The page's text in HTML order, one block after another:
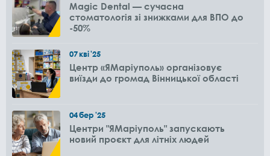
Magic Dental — сучасна
стоматологія зі знижками для ВПО до
-50%
07кві'25
Центр «ЯМаріуполь» організовує
виїзди до громад Вінницької області
04бер'25
Центри "ЯМаріуполь" запускають
новий проєкт для літніх людей